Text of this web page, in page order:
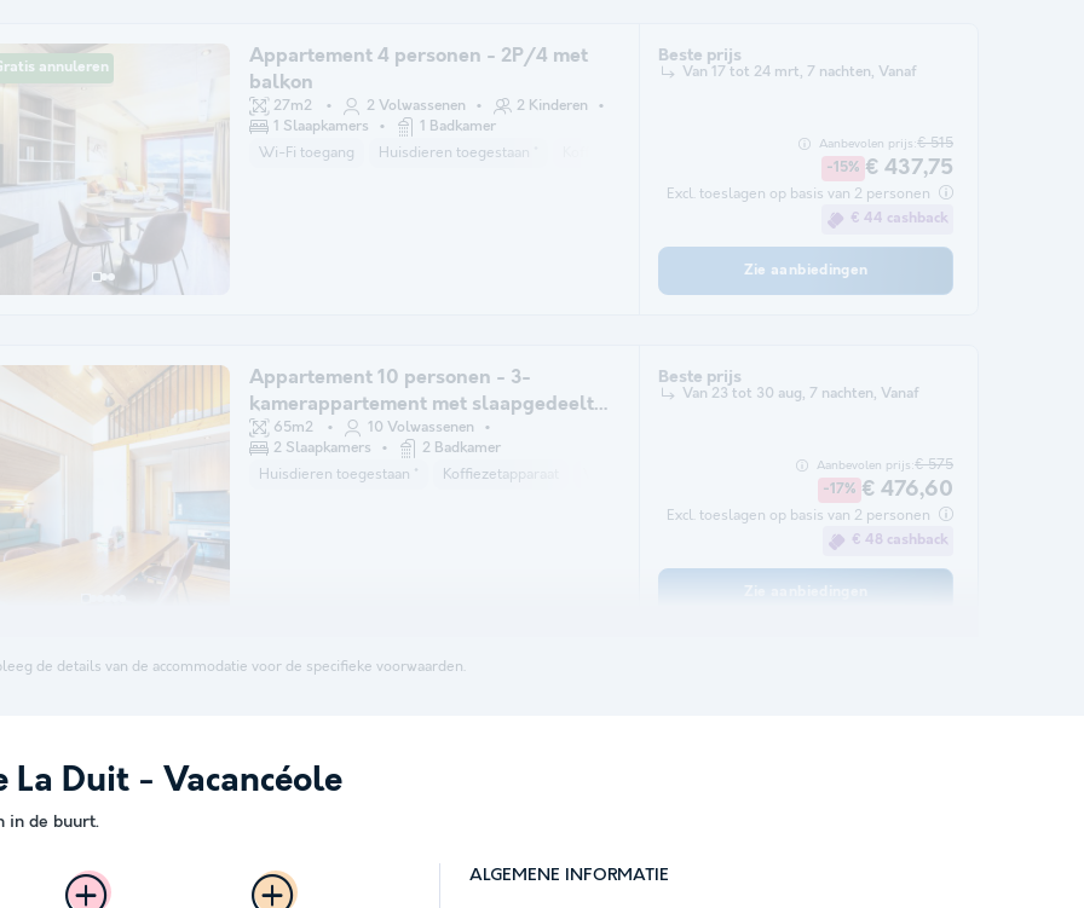
annuleren
Appartement 4 personen - 2P/4 met
balkon
27m2 2 Volwassenen
2 Kinderen
1 Slaapkamers
1 Badkamer
Wi-Fi toegang Huisdieren toegestaan * Koelkast Magnetron
Beste prijs
Van 17 tot 24 mrt, 7 nachten, Vanaf
Aanbevolen prijs:€ 515
-15% € 437,75
Excl. toeslagen op basis van 2 personen
€ 44 cashback
Zie aanbiedingen
Appartement 10 personen - 3-
kamerappartement met slaapgedeelte
voor 10 personen
65m2
10 Volwassenen
2 Slaapkamers
2 Badkamer
Huisdieren toegestaan * Koffiezetapparaat Koelkast Magnetron Oven
Beste prijs
Van 23 tot 30 aug, 7 nachten, Vanaf
Aanbevolen prijs:€ 575
-17% € 476,60
Excl. toeslagen op basis van 2 personen
€ 48 cashback
Zie aanbiedingen
de details van de accommodatie voor de specifieke voorwaarden.
La Duit - Vacancéole
in de buurt.
ALGEMENE INFORMATIE